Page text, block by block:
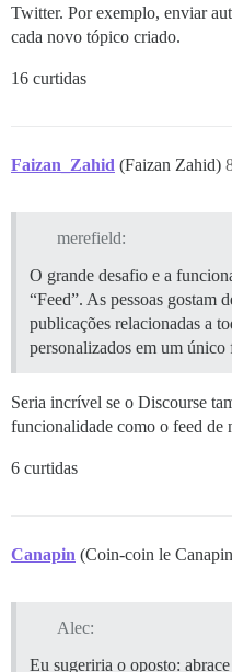
Twitter. Por exemplo, enviar
cada novo tópico criado.
16 curtidas
Faizan_Zahid (Faizan Zahid)
merefield:
O grande desafio e a
“Feed”. As pessoas gostam
publicações relacionadas a
personalizados em um
Seria incrível se o Discourse
funcionalidade como o feed de
6 curtidas
Canapin (Coin-coin le
Alec:
Eu sugeriria o oposto: